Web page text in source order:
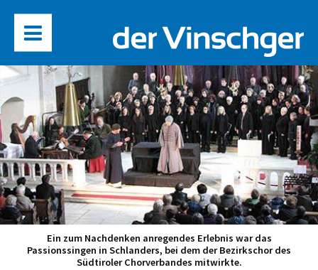
Ein zum Nachdenken anregendes Erlebnis war das
Passionssingen in Schlanders, bei dem der Bezirkschor des
Südtiroler Chorverbandes mitwirkte.